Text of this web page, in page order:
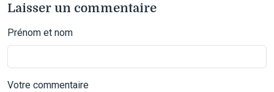
Laisser un commentaire
Prénom et nom
Votre commentaire